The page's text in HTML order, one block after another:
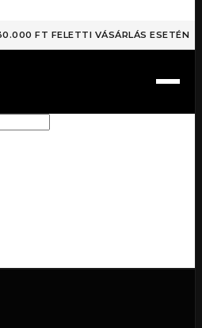
FT FELETTI VÁSÁRLÁS ESETÉN